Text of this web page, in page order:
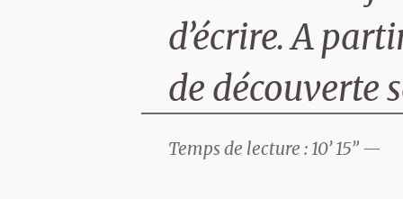
d’écrire. A
de découverte
Foldaan de
Temps de lecture : 10’ 15” —